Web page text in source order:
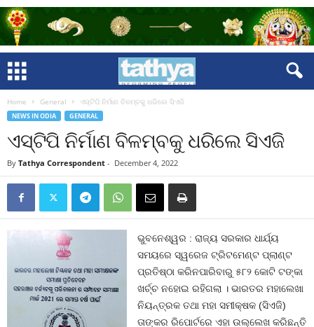
Home General ଏସ୍‍ଟିପି ନିର୍ମାଣ ବିଳମ୍ବକୁ ଧରିଲେ ସିଏଜି
NEWS IN ODIA GENERAL
ଏସ୍‍ଟିପି ନିର୍ମାଣ ବିଳମ୍ବକୁ ଧରିଲେ ସିଏଜି
By Tathya Correspondent - December 4, 2022
ଭୁବନେଶ୍ୱର : ରାଜ୍ୟ ସରକାର ଧାର୍ଯ୍ୟ
ସମୟରେ ସ୍ୱରେଜ ଟ୍ରିଟମେଣ୍ଟ ପ୍ଲାଣ୍ଟ
ପ୍ରତିଷ୍ଠା କରିନପାରିବାରୁ ୫୮୨ କୋଟି ଟଙ୍କା
ଖର୍ଚ୍ଚ ନହୋଇ ରହିଗଲା । ଭାରତର ମହାଲେଖା
ନିୟନ୍ତ୍ରକ ତଥା ମହା ସମୀକ୍ଷକ (ସିଏଜି)
ତାଙ୍କର ରିପୋର୍ଟରେ ଏହା ଉଲ୍ଲେଖ କରିଛନ୍ତି